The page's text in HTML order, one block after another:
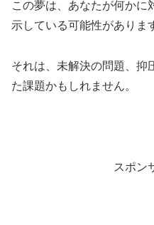
この夢は、あなたが何かに
示している可能性がありま
それは、未解決の問題、抑
た課題かもしれません。
スポン